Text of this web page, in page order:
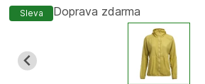
Sleva Doprava zdarma